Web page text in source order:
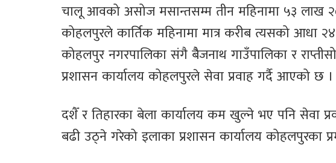
चालू आवको असोज मसान्तसम्म तीन महिनामा ५३ लाख
कोहलपुरले कार्तिक महिनामा मात्र करीब त्यसको
कोहलपुर नगरपालिका संगै बैैजनाथ गाउँपालिका र
प्रशासन कार्यालय कोहलपुरले सेवा प्रवाह गर्दै आएको छ ।
दशैँ र तिहारका बेला कार्यालय कम खुल्ने भए पनि सेवा
बढी उठ्ने गरेको इलाका प्रशासन कार्यालय कोहलपुरका